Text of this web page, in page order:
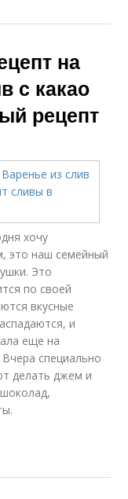
на
с какао
рецепт
хочу
это наш семейный
Это
по своей
вкусные
и
еще на
специально
делать джем и